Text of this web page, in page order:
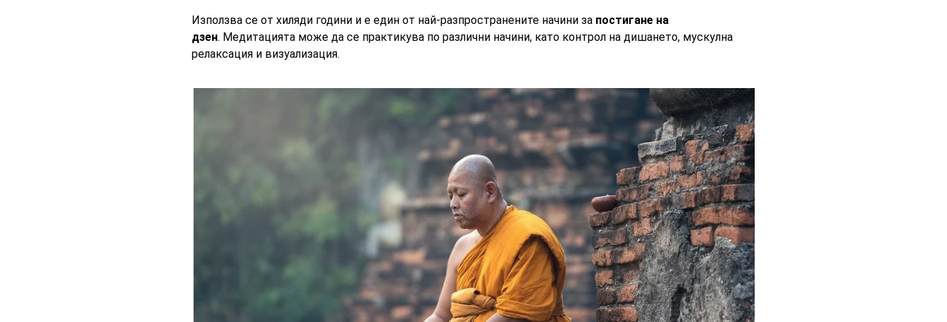
Използва се от хиляди години и е един от най-разпространените начини за постигане на
дзен. Медитацията може да се практикува по различни начини, като контрол на дишането, мускулна
релаксация и визуализация.